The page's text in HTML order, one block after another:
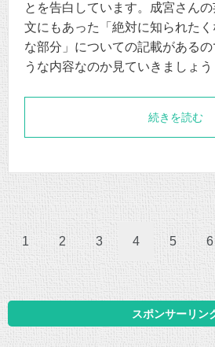
とを告白しています。成宮さん
文にもあった「絶対に知られた
な部分」についての記載がある
うな内容なのか見ていきましょう
続きを読む
1 2 3 4 5 6
スポンサーリン